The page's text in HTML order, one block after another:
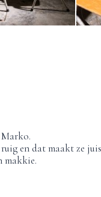
en dat maakt ze
makkie.